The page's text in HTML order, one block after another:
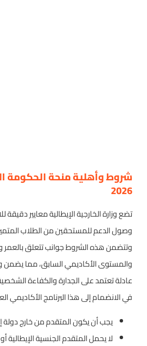
شروط وأهلية منحة الحكومة
2026
تضع وزارة الخارجية الإيطالية معايير دقيقة
وصول الدعم للمستحقين من الطلاب
وتتضمن هذه الشروط جوانب تتعلق بالعمر
والمستوى الأكاديمي السابق، مما يضمن
عادلة تعتمد على الجدارة والكفاءة
في الانضمام إلى هذا البرنامج الأكاديمي
يجب أن يكون المتقدم من خارج دولة
لا يحمل المتقدم الجنسية